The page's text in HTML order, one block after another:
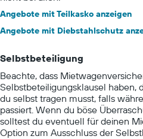
Angebote mit Teilkasko anzeigen
Angebote mit Diebstahlschutz
Selbstbeteiligung
Beachte, dass
Selbstbeteiligungsklausel haben,
du selbst tragen musst, falls
passiert. Wenn du böse
solltest du eventuell für deinen
Option zum Ausschluss der